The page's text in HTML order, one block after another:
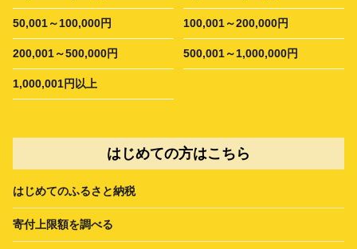
50,001～100,000円 100,001～200,000円
200,001～500,000円 500,001～1,000,000円
1,000,001円以上
はじめての方はこちら
はじめてのふるさと納税
寄付上限額を調べる